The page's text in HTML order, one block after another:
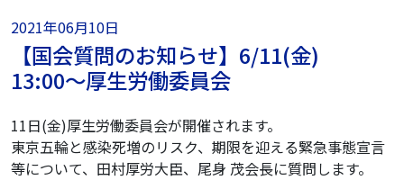
2021年06月10日
【国会質問のお知らせ】6/11(金)
13:00〜厚生労働委員会
11日(金)厚生労働委員会が開催されます。
東京五輪と感染死増のリスク、期限を迎える緊急事態宣言
等について、田村厚労大臣、尾身 茂会長に質問します。